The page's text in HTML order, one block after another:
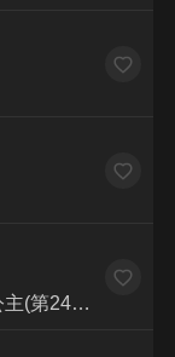
蠟筆小新大電影-我和我的宇宙公主(第24集) (普)